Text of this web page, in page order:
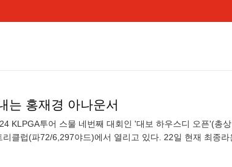
는 홍재경 아나운서
KLPGA투어 스물 네번째 대회인 '대보 하우스디 오픈'(총
클럽(파72/6,297야드)에서 열리고 있다. 22일 현재 최종라